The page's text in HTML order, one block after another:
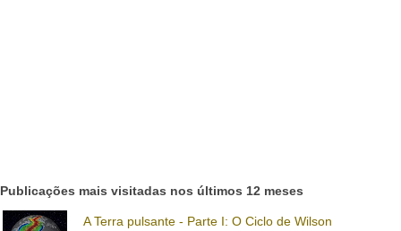
Publicações mais visitadas nos últimos 12 meses
A Terra pulsante - Parte I: O Ciclo de Wilson